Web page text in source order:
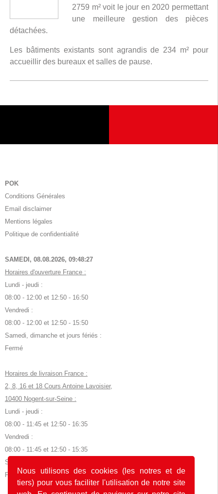
Nous utilisons des cookies (les notres et de
tiers) pour vous faciliter l'utilisation de notre site
2759 m² voit le jour en 2020 permettant
une meilleure gestion des pièces
détachées.
Les bâtiments existants sont agrandis de 234 m² pour
accueillir des bureaux et salles de pause.
POK
Conditions Générales
Email disclaimer
Mentions légales
Politique de confidentialité
SAMEDI, 08.08.2026, 09:48:28
Horaires d'ouverture France :
Lundi - jeudi :
08:00 - 12:00 et 12:50 - 16:50
Vendredi :
08:00 - 12:00 et 12:50 - 15:50
Samedi, dimanche et jours fériés :
Fermé
Horaires de livraison France :
2, 8, 16 et 18 Cours Antoine Lavoisier,
10400 Nogent-sur-Seine :
Lundi - jeudi :
08:00 - 11:45 et 12:50 - 16:35
Vendredi :
08:00 - 11:45 et 12:50 - 15:35
Samedi, dimanche et jours fériés :
Fermé